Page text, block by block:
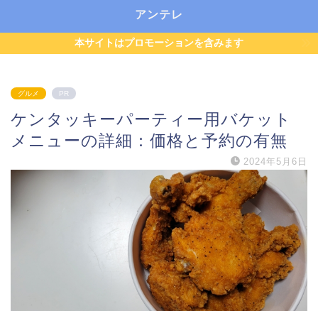
アンテレ
本サイトはプロモーションを含みます
グルメ PR
ケンタッキーパーティー用バケット
メニューの詳細：価格と予約の有無
2024年5月6日